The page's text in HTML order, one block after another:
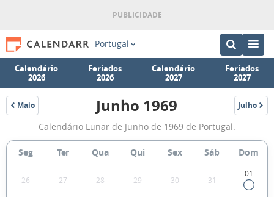
Portugal
Calendário
2026
Feriados
2026
Calendário
2027
Feriados
2027
Maio
1969
Fases
da
Lua
Junho 1969 Julho
1969
Calendário Lunar de Junho de 1969 de Portugal.
Seg Ter Qua Qui Sex Sáb Dom
26 27 28 29 30 31
01